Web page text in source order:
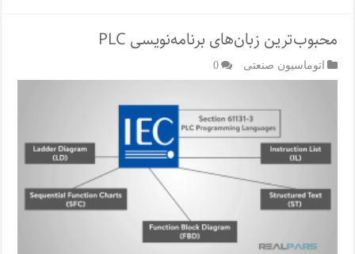
محبوب‌ترین زبان‌های برنامه‌نویسی PLC
اتوماسیون صنعتی 0